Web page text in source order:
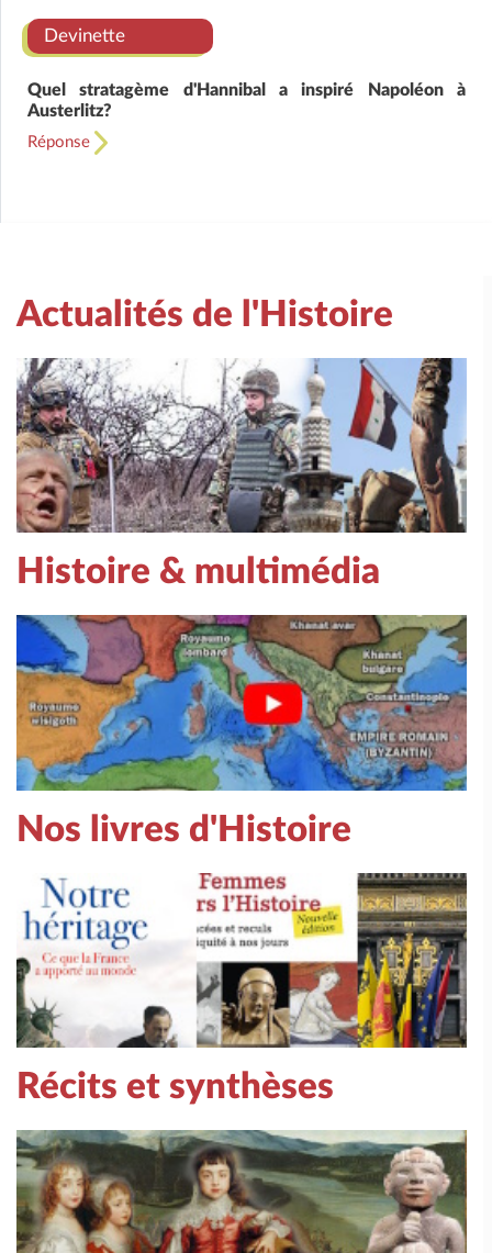
Devinette
Quel stratagème d'Hannibal a inspiré Napoléon à
Austerlitz?
Réponse
Actualités de l'Histoire
Histoire & multimédia
Nos livres d'Histoire
Récits et synthèses